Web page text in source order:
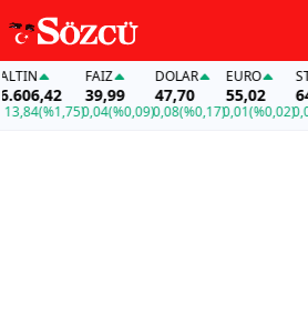
(%1,75)
FAİZ
39,99
0,04(%0,09)
DOLAR
47,70
0,08(%0,17)
EURO
55,02
0,01(%0,02)0,01